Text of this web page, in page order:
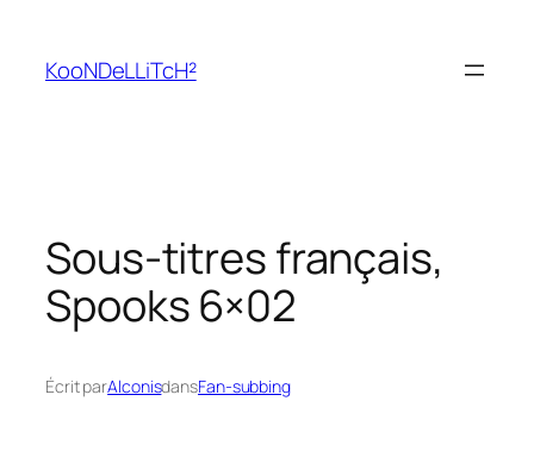
contenu
KooNDeLLiTcH²
Sous-titres français,
Spooks 6×02
Écrit parAlconisdansFan-subbing